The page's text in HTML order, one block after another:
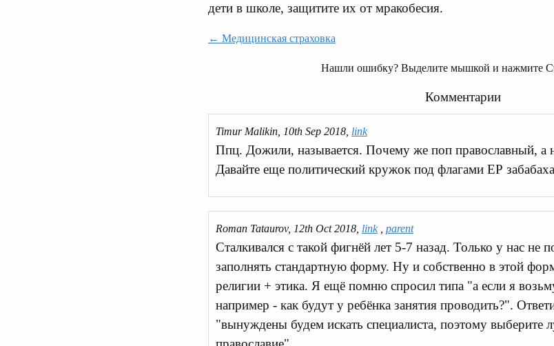
дети в школе, защитите их от мракобесия.
← Медицинская страховка
Нашли ошибку? Выделите мышкой и нажмите
Комментарии
Timur Malikin, 10th Sep 2018, link
Ппц. Дожили, называется. Почему же поп православный, а
Давайте еще политический кружок под флагами ЕР
Roman Tataurov, 12th Oct 2018, link, parent
Сталкивался с такой фигнёй лет 5-7 назад. Только у нас не
заполнять стандартную форму. Ну и собственно в этой
религии + этика. Я ещё помню спросил типа "а если я
например - как будут у ребёнка занятия проводить?".
"вынуждены будем искать специалиста, поэтому выберите